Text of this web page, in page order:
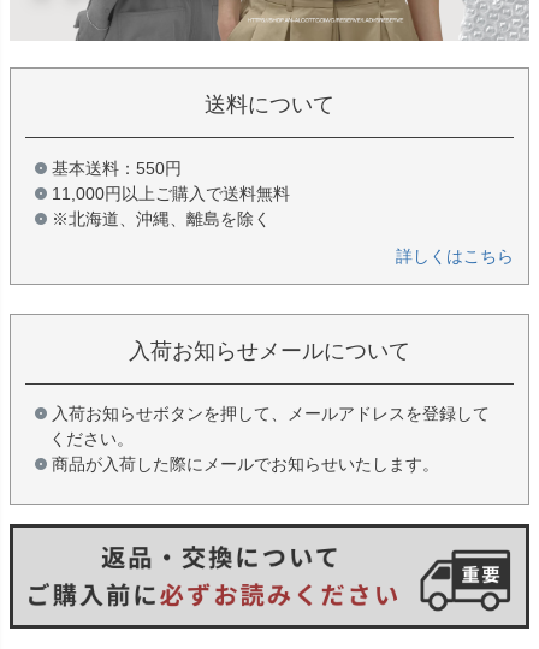
送料について
基本送料：550円
11,000円以上ご購入で送料無料
※北海道、沖縄、離島を除く
詳しくはこちら
入荷お知らせメールについて
入荷お知らせボタンを押して、メールアドレスを登録して
ください。
商品が入荷した際にメールでお知らせいたします。